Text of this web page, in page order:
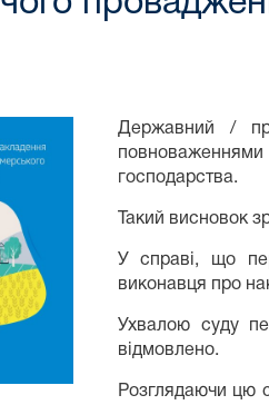
Державний /
господарства.
Такий висновок
У справі, що
виконавця про
Ухвалою суду
відмовлено.
Розглядаючи цю